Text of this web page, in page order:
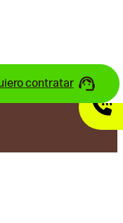
contratar